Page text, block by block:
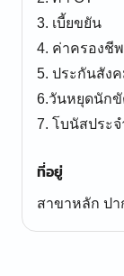
3. เบี้ยขยัน
4. ค่าครองชีพ
5. ประกันสัง
6.วันหยุดนัก
ที่อยู่
สาขาหลัก ปา